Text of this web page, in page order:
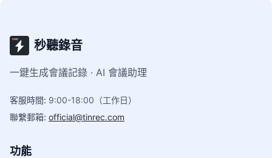
秒聽錄音
一鍵生成會議記錄 · AI 會議助理
客服時間: 9:00-18:00（工作日）
聯繫郵箱: official@tinrec.com
功能